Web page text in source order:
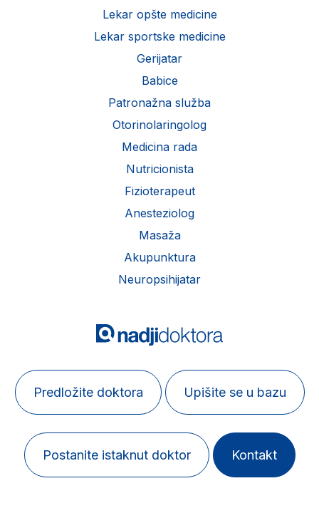
Lekar opšte medicine
Lekar sportske medicine
Gerijatar
Babice
Patronažna služba
Otorinolaringolog
Medicina rada
Nutricionista
Fizioterapeut
Anesteziolog
Masaža
Akupunktura
Neuropsihijatar
Predložite doktora Upišite se u bazu
Postanite istaknut doktor Kontakt